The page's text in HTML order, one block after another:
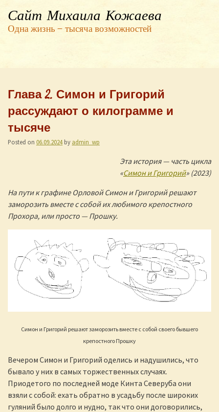
Сайт Михаила Кожаева
Одна жизнь — тысяча возможностей
Глава 2. Симон и Григорий
рассуждают о килограмме и
тысяче
Posted on 06.09.2024 by admin_wp
Эта история — часть цикла
«Симон и Григорий» (2023)
На пути к графине Орловой Симон и Григорий решают
заморозить вместе с собой их любимого крепостного
Прохора, или просто — Прошку.
Симон и Григорий решают заморозить вместе с собой своего бывшего
крепостного Прошку
Вечером Симон и Григорий оделись и надушились, что
бывало у них в самых торжественных случаях.
Приодетого по последней моде Кинта Северуба они
взяли с собой: ехать обратно в усадьбу после широких
гуляний было долго и нудно, так что они договорились,